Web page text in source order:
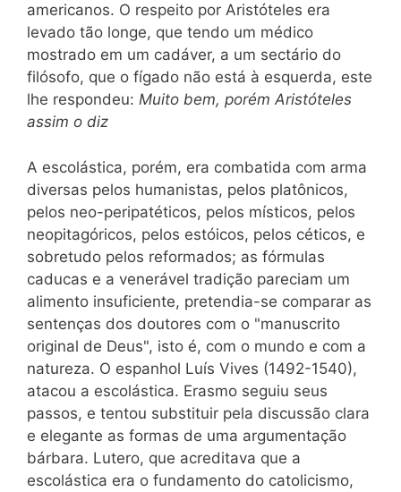
americanos. O respeito por Aristóteles era
levado tão longe, que tendo um médico
mostrado em um cadáver, a um sectário do
filósofo, que o fígado não está à esquerda, este
lhe respondeu: Muito bem, porém Aristóteles
assim o diz
A escolástica, porém, era combatida com arma
diversas pelos humanistas, pelos platônicos,
pelos neo-peripatéticos, pelos místicos, pelos
neopitagóricos, pelos estóicos, pelos céticos, e
sobretudo pelos reformados; as fórmulas
caducas e a venerável tradição pareciam um
alimento insuficiente, pretendia-se comparar as
sentenças dos doutores com o "manuscrito
original de Deus", isto é, com o mundo e com a
natureza. O espanhol Luís Vives (1492-1540),
atacou a escolástica. Erasmo seguiu seus
passos, e tentou substituir pela discussão clara
e elegante as formas de uma argumentação
bárbara. Lutero, que acreditava que a
escolástica era o fundamento do catolicismo,